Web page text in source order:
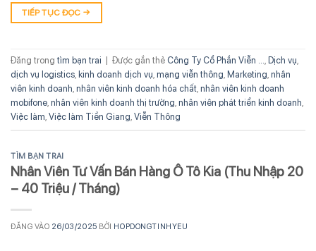
TIẾP TỤC ĐỌC →
Đăng trong tìm bạn trai Được gắn thẻ Công Ty Cổ Phần Viễn ... Dịch vụ
dịch vụ logistics kinh doanh dịch vụ mạng viễn thông Marketing nhân
viên kinh doanh nhân viên kinh doanh hóa chất nhân viên kinh doanh
mobifone nhân viên kinh doanh thị trường nhân viên phát triển kinh doanh
Việc làm Việc làm Tiền Giang Viễn Thông
TÌM BẠN TRAI
Nhân Viên Tư Vấn Bán Hàng Ô Tô Kia (Thu Nhập 20
– 40 Triệu / Tháng)
ĐĂNG VÀO 26/03/2025 BỞI HOPDONGTINHYEU